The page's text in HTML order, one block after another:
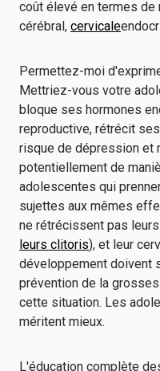
coût élevé en termes
cérébral, cervicale
Permettez-moi
Mettriez-vous votre
bloque ses hormones
reproductive, rétrécit
risque de dépression et
potentiellement de
adolescentes qui
sujettes aux mêmes
ne rétrécissent pas
leurs clitoris), et leur
développement doivent
prévention de la
cette situation. Les
méritent mieux.
L'éducation complète